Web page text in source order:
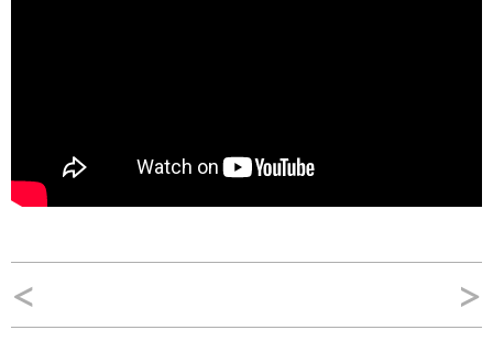
Navegação
de
< >